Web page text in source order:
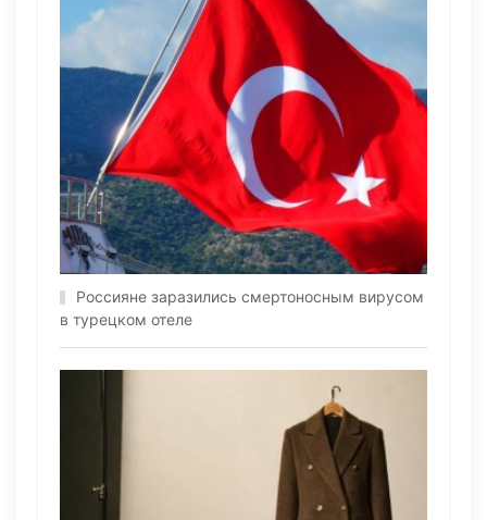
Россияне заразились смертоносным вирусом
в турецком отеле